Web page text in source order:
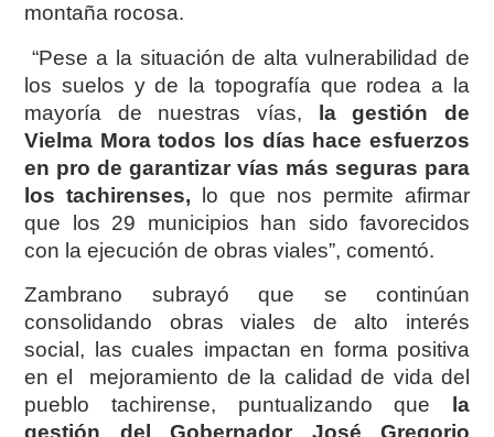
montaña rocosa.
“Pese a la situación de alta vulnerabilidad de
los suelos y de la topografía que rodea a la
mayoría de nuestras vías, la gestión de
Vielma Mora todos los días hace esfuerzos
en pro de garantizar vías más seguras para
los tachirenses, lo que nos permite afirmar
que los 29 municipios han sido favorecidos
con la ejecución de obras viales”, comentó.
Zambrano subrayó que se continúan
consolidando obras viales de alto interés
social, las cuales impactan en forma positiva
en el mejoramiento de la calidad de vida del
pueblo tachirense, puntualizando que
la
gestión del Gobernador José Gregorio